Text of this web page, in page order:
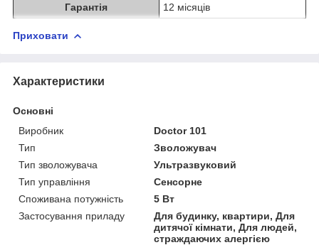
Гарантія
12 місяців
Приховати
Характеристики
Основні
Виробник
Doctor 101
Тип
Зволожувач
Тип зволожувача
Ультразвуковий
Тип управління
Сенсорне
Споживана потужність
5 Вт
Застосування приладу
Для будинку, квартири, Для
дитячої кімнати, Для людей,
страждаючих алергією